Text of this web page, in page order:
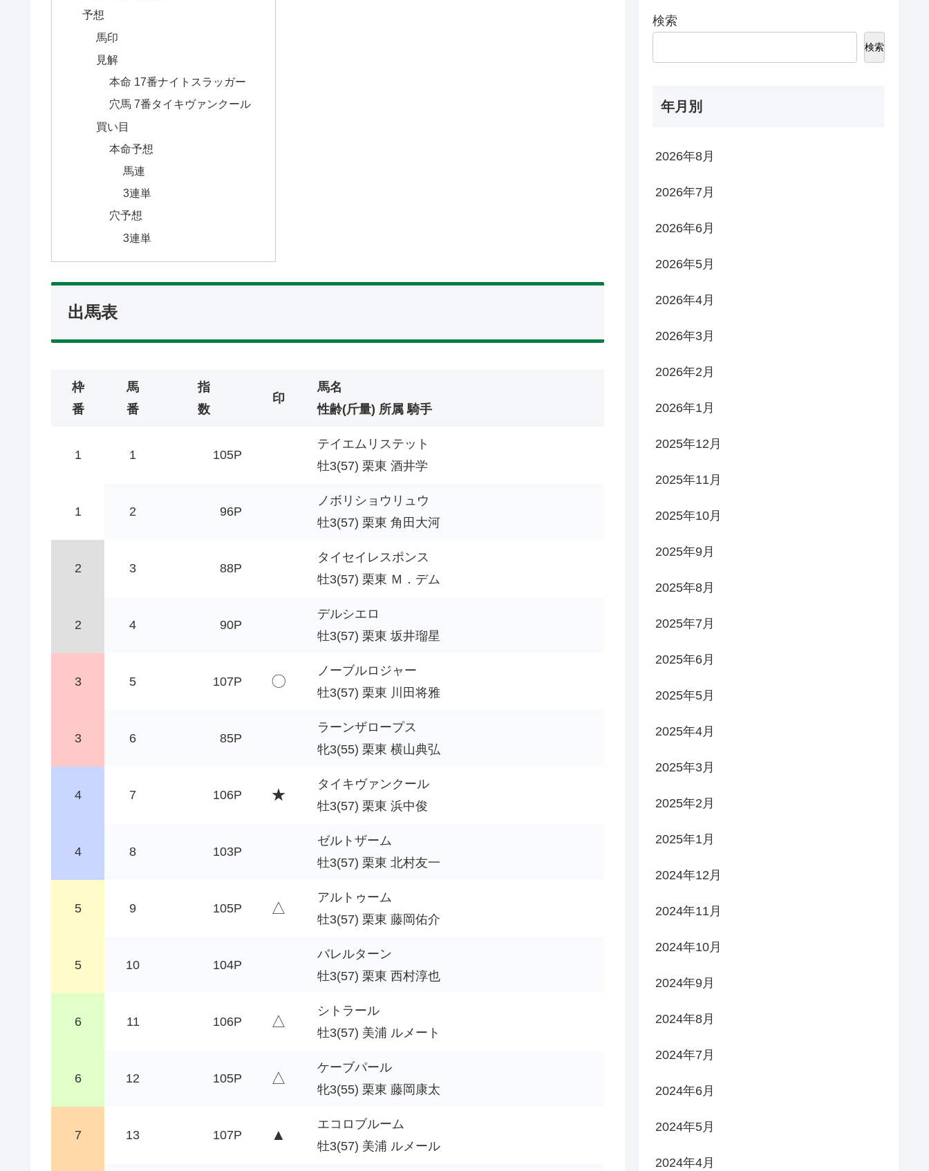
予想
馬印
見解
本命 17番ナイトスラッガー
穴馬 7番タイキヴァンクール
買い目
本命予想
馬連
3連単
穴予想
3連単
出馬表
枠
番
馬
番
指
数
印
馬名
性齢(斤量) 所属 騎手
1 1 105P
テイエムリステット
牡3(57) 栗東 酒井学
1 2 96P
ノボリショウリュウ
牡3(57) 栗東 角田大河
2 3 88P
タイセイレスポンス
牡3(57) 栗東 Ｍ．デム
2 4 90P
デルシエロ
牡3(57) 栗東 坂井瑠星
3 5 107P 〇
ノーブルロジャー
牡3(57) 栗東 川田将雅
3 6 85P
ラーンザロープス
牝3(55) 栗東 横山典弘
4 7 106P ★
タイキヴァンクール
牡3(57) 栗東 浜中俊
4 8 103P
ゼルトザーム
牡3(57) 栗東 北村友一
5 9 105P △
アルトゥーム
牡3(57) 栗東 藤岡佑介
5 10 104P
バレルターン
牡3(57) 栗東 西村淳也
6 11 106P △
シトラール
牡3(57) 美浦 ルメート
6 12 105P △
ケーブパール
牝3(55) 栗東 藤岡康太
7 13 107P ▲
エコロブルーム
牡3(57) 美浦 ルメール
検索
検索
年月別
2026年8月
2026年7月
2026年6月
2026年5月
2026年4月
2026年3月
2026年2月
2026年1月
2025年12月
2025年11月
2025年10月
2025年9月
2025年8月
2025年7月
2025年6月
2025年5月
2025年4月
2025年3月
2025年2月
2025年1月
2024年12月
2024年11月
2024年10月
2024年9月
2024年8月
2024年7月
2024年6月
2024年5月
2024年4月